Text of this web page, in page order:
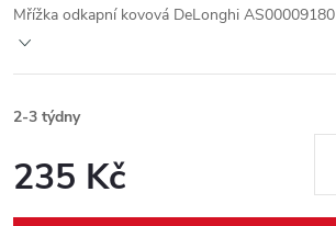
Mřížka odkapní kovová DeLonghi AS00009180
2-3 týdny
235 Kč